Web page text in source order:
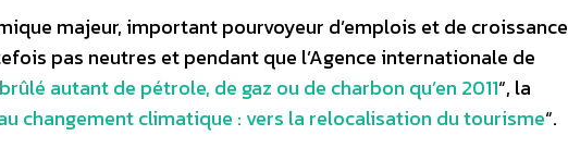
majeur, important pourvoyeur d’emplois et de croissance
pas neutres et pendant que l’Agence internationale de
autant de pétrole, de gaz ou de charbon qu’en 2011“, la
changement climatique : vers la relocalisation du tourisme“.